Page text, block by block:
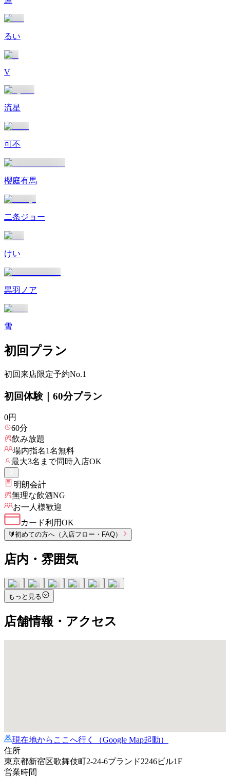
るい
V
流星
可不
櫻庭有馬
二条ジョー
けい
黒羽ノア
雪
初回プラン
初回来店限定予約No.1
初回体験｜60分プラン
0円
60分
飲み放題
場内指名1名無料
最大3名まで同時入店OK
明朗会計
無理な飲酒NG
お一人様歓迎
カード利用OK
🔰初めての方へ（入店フロー・FAQ）
店内・雰囲気
もっと見る
店舗情報・アクセス
現在地からここへ行く（Google Map起動）
住所
東京都新宿区歌舞伎町2-24-6プランド2246ビル1F
営業時間